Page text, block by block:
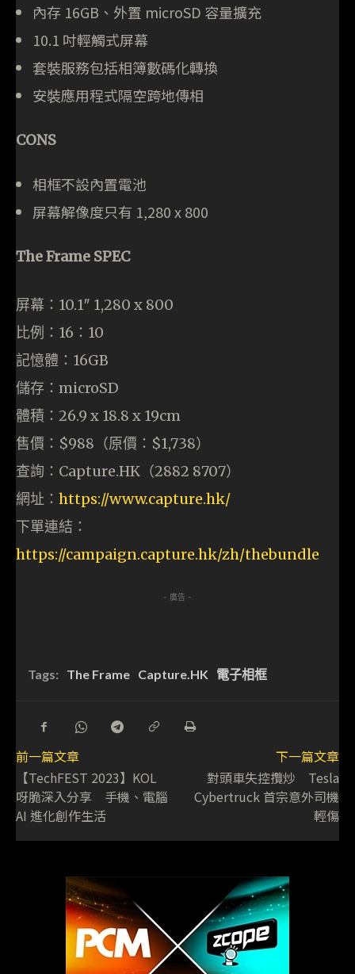
內存 16GB、外置 microSD 容量擴充
10.1 吋輕觸式屏幕
套裝服務包括相簿數碼化轉換
安裝應用程式隔空跨地傳相
CONS
相框不設內置電池
屏幕解像度只有 1,280 x 800
The Frame SPEC
屏幕：10.1″ 1,280 x 800
比例：16：10
記憶體：16GB
儲存：microSD
體積：26.9 x 18.8 x 19cm
售價：$988（原價：$1,738）
查詢：Capture.HK（2882 8707）
網址： https://www.capture.hk/
下單連結：
https://campaign.capture.hk/zh/thebundle
- 廣告 -
Tags: The Frame Capture.HK 電子相框
前一篇文章
【TechFEST 2023】KOL
呀脆深入分享 手機、電腦
AI 進化創作生活
下一篇文章
對頭車失控攬炒 Tesla
Cybertruck 首宗意外司機
輕傷